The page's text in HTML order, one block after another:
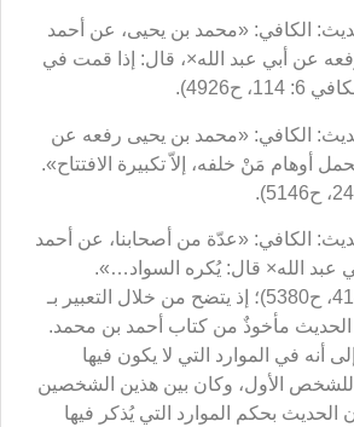
الكافي: «محمد بن يحيى، عن أحمد
عن أبي عبد الله×، قال: إذا قمت في
ح4926).
الكافي: «محمد بن يحيى رفعه عن
أوهام مَنْ خلفه، إلاّ تكبيرة الافتتاح».
الكافي: «عدّة من أصحابنا، عن أحمد
عبد الله× قال: يُكره السواد…».
(الكليني، الكافي 6: 414، ح5380)؛ إذ يتضح من خلال التعبير بـ
مأخوذٌ من كتاب أحمد بن محمد.
أنه في الموارد التي لا يكون فيها
الأول، وكان بين هذين الشخصين
الحديث بحكم الموارد التي يُذكر فيها